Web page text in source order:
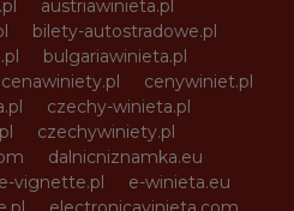
austriawinieta.pl
bilety-autostradowe.pl
bulgariawinieta.pl
cenawiniety.pl
cenywiniet.pl
czechy-winieta.pl
czechywiniety.pl
dalnicniznamka.eu
e-vignette.pl
e-winieta.eu